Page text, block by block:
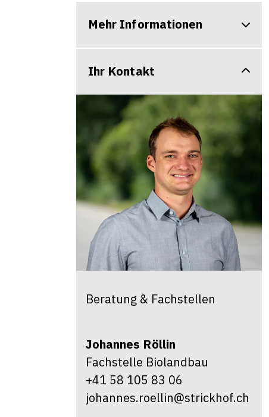
Mehr Informationen
Ihr Kontakt
Beratung & Fachstellen
Johannes Röllin
Fachstelle Biolandbau
+41 58 105 83 06
johannes.roellin@strickhof.ch